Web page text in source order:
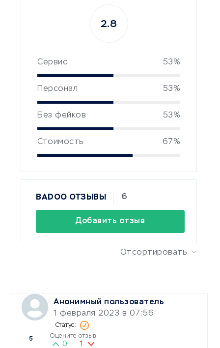
Сервис 53%
Персонал 53%
Без фейков 53%
Стоимость 67%
2.8
BADOO ОТЗЫВЫ 6
Добавить отзыв
Отсортировать
Анонимный пользователь
1 февраля 2023 в 07:56
5 Оцените отзыв
0 1